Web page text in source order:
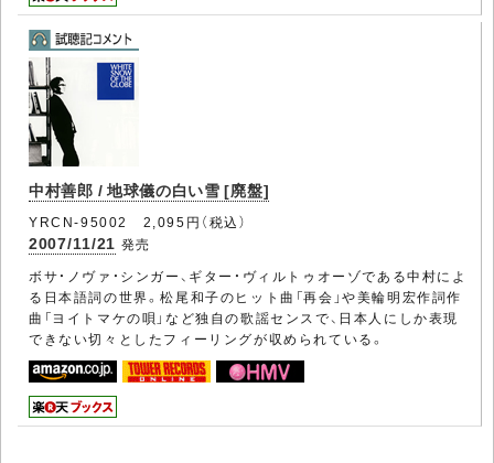
中村善郎 / 地球儀の白い雪 [廃盤]
YRCN-95002 2,095円（税込）
2007/11/21 発売
ボサ・ノヴァ・シンガー、ギター・ヴィルトゥオーゾである中村によ
る日本語詞の世界。松尾和子のヒット曲「再会」や美輪明宏作詞作
曲「ヨイトマケの唄」など独自の歌謡センスで、日本人にしか表現
できない切々としたフィーリングが収められている。